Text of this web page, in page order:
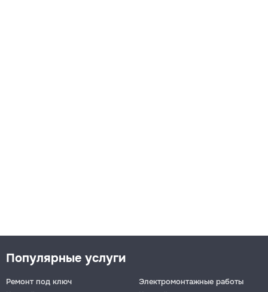
Популярные услуги
Ремонт под ключ
Электромонтажные работы